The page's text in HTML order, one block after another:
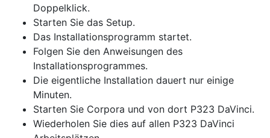
Doppelklick.
Starten Sie das Setup.
Das Installationsprogramm startet.
Folgen Sie den Anweisungen des
Installationsprogrammes.
Die eigentliche Installation dauert nur einige
Minuten.
Starten Sie Corpora und von dort P323 DaVinci.
Wiederholen Sie dies auf allen P323 DaVinci